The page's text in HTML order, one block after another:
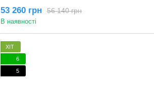
P4000 8GB
56 140 грн
53 260 грн
В наявності
ХІТ
6
5